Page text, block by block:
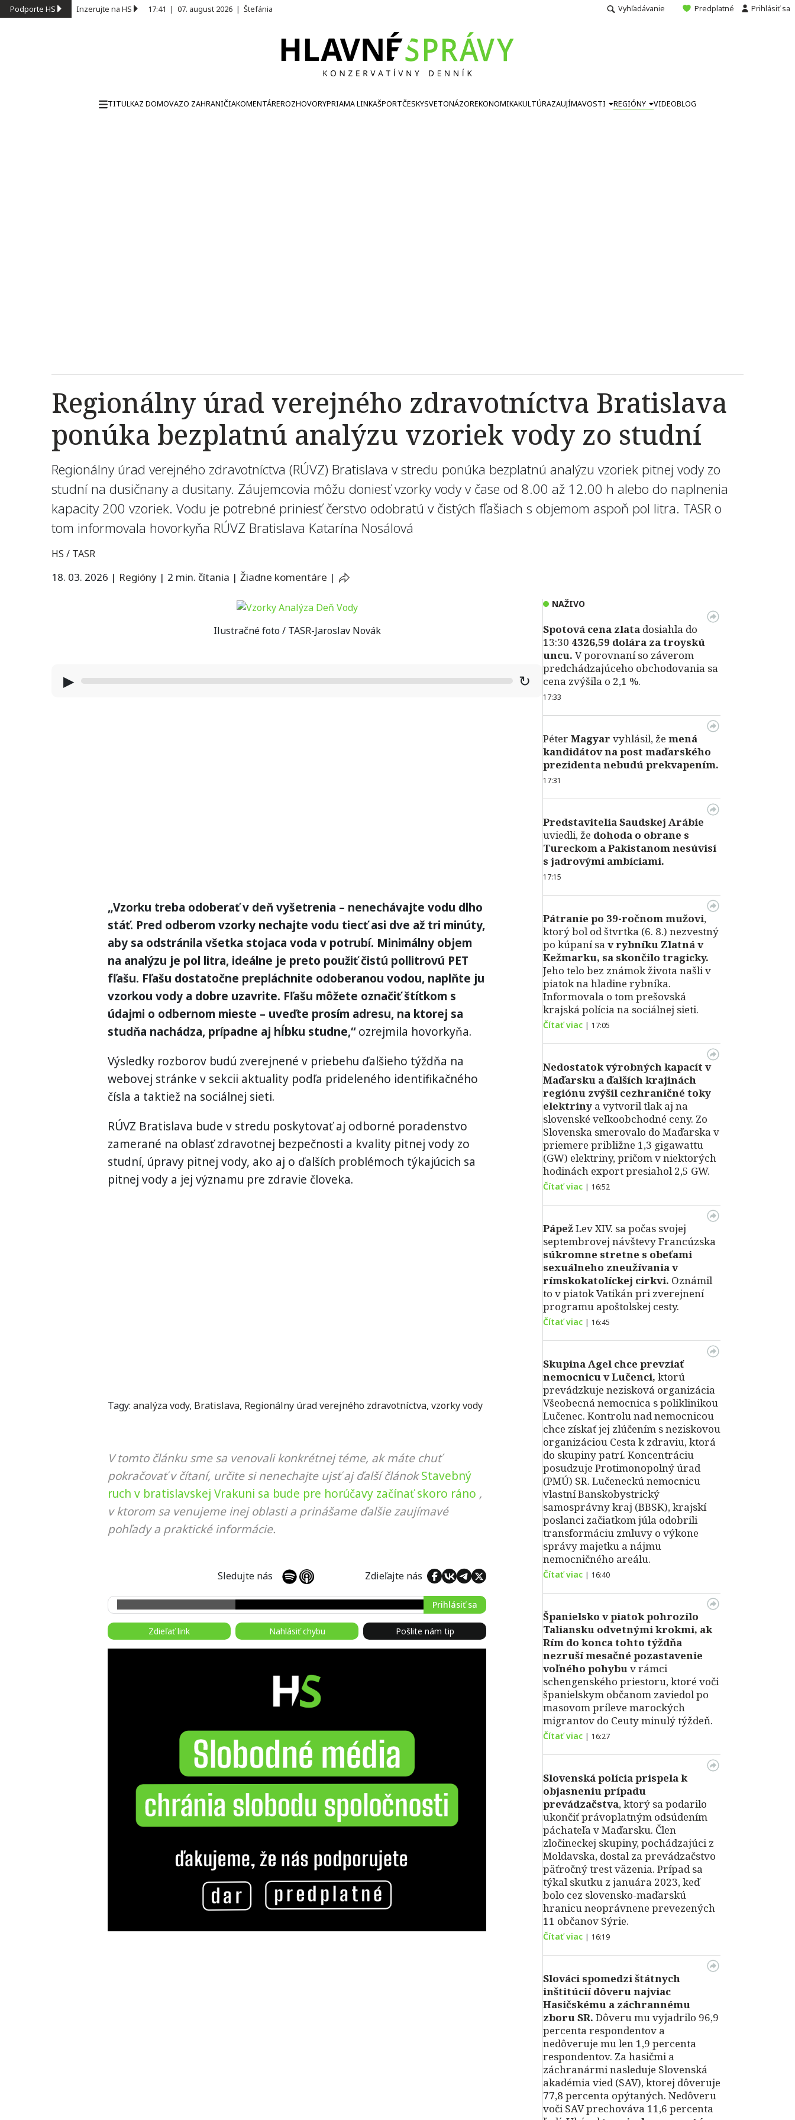
Podporte HS Inzerujte na HS 17:41 | 07. august 2026 | Štefánia Vyhľadávanie Predplatné Prihlásiť sa
TITULKAZ DOMOVAZO ZAHRANIČIAKOMENTÁREROZHOVORYPRIAMA LINKAŠPORTČESKYSVETONÁZOREKONOMIKAKULTÚRAZAUJÍMAVOSTI REGIÓNY VIDEOBLOG
Regionálny úrad verejného zdravotníctva Bratislava
ponúka bezplatnú analýzu vzoriek vody zo studní
Regionálny úrad verejného zdravotníctva (RÚVZ) Bratislava v stredu ponúka bezplatnú analýzu vzoriek pitnej vody zo
studní na dusičnany a dusitany. Záujemcovia môžu doniesť vzorky vody v čase od 8.00 až 12.00 h alebo do naplnenia
kapacity 200 vzoriek. Vodu je potrebné priniesť čerstvo odobratú v čistých fľašiach s objemom aspoň pol litra. TASR o
tom informovala hovorkyňa RÚVZ Bratislava Katarína Nosálová
HS / TASR
18. 03. 2026 | Regióny | 2 min. čítania | Žiadne komentáre |
Ilustračné foto / TASR-Jaroslav Novák
▶ ↻
„Vzorku treba odoberať v deň vyšetrenia – nenechávajte vodu dlho
stáť. Pred odberom vzorky nechajte vodu tiecť asi dve až tri minúty,
aby sa odstránila všetka stojaca voda v potrubí. Minimálny objem
na analýzu je pol litra, ideálne je preto použiť čistú pollitrovú PET
fľašu. Fľašu dostatočne prepláchnite odoberanou vodou, naplňte ju
vzorkou vody a dobre uzavrite. Fľašu môžete označiť štítkom s
údajmi o odbernom mieste – uveďte prosím adresu, na ktorej sa
studňa nachádza, prípadne aj hĺbku studne,“ozrejmila hovorkyňa.
Výsledky rozborov budú zverejnené v priebehu ďalšieho týždňa na
webovej stránke v sekcii aktuality podľa prideleného identifikačného
čísla a taktiež na sociálnej sieti.
RÚVZ Bratislava bude v stredu poskytovať aj odborné poradenstvo
zamerané na oblasť zdravotnej bezpečnosti a kvality pitnej vody zo
studní, úpravy pitnej vody, ako aj o ďalších problémoch týkajúcich sa
pitnej vody a jej významu pre zdravie človeka.
Tagy: analýza vody, Bratislava, Regionálny úrad verejného zdravotníctva, vzorky vody
V tomto článku sme sa venovali konkrétnej téme, ak máte chuť
pokračovať v čítaní, určite si nenechajte ujsť aj ďalší článok Stavebný
ruch v bratislavskej Vrakuni sa bude pre horúčavy začínať skoro ráno ,
v ktorom sa venujeme inej oblasti a prinášame ďalšie zaujímavé
pohľady a praktické informácie.
Sledujte nás Zdieľajte nás
Prihlásiť sa
Zdieľať link Nahlásiť chybu Pošlite nám tip
NAŽIVO
Spotová cena zlata dosiahla do
13:30 4326,59 dolára za troyskú
uncu. V porovnaní so záverom
predchádzajúceho obchodovania sa
cena zvýšila o 2,1 %.
17:33
Péter Magyar vyhlásil, že mená
kandidátov na post maďarského
prezidenta nebudú prekvapením.
17:31
Predstavitelia Saudskej Arábie
uviedli, že dohoda o obrane s
Tureckom a Pakistanom nesúvisí
s jadrovými ambíciami.
17:15
Pátranie po 39-ročnom mužovi,
ktorý bol od štvrtka (6. 8.) nezvestný
po kúpaní sa v rybníku Zlatná v
Kežmarku, sa skončilo tragicky.
Jeho telo bez známok života našli v
piatok na hladine rybníka.
Informovala o tom prešovská
krajská polícia na sociálnej sieti.
Čítať viac | 17:05
Nedostatok výrobných kapacít v
Maďarsku a ďalších krajinách
regiónu zvýšil cezhraničné toky
elektriny a vytvoril tlak aj na
slovenské veľkoobchodné ceny. Zo
Slovenska smerovalo do Maďarska v
priemere približne 1,3 gigawattu
(GW) elektriny, pričom v niektorých
hodinách export presiahol 2,5 GW.
Čítať viac | 16:52
PápežLev XIV. sa počas svojej
septembrovej návštevy Francúzska
súkromne stretne s obeťami
sexuálneho zneužívania v
rímskokatolíckej cirkvi. Oznámil
to v piatok Vatikán pri zverejnení
programu apoštolskej cesty.
Čítať viac | 16:45
Skupina Agel chce prevziať
nemocnicu v Lučenci, ktorú
prevádzkuje nezisková organizácia
Všeobecná nemocnica s poliklinikou
Lučenec. Kontrolu nad nemocnicou
chce získať jej zlúčením s neziskovou
organizáciou Cesta k zdraviu, ktorá
do skupiny patrí. Koncentráciu
posudzuje Protimonopolný úrad
(PMÚ) SR. Lučeneckú nemocnicu
vlastní Banskobystrický
samosprávny kraj (BBSK), krajskí
poslanci začiatkom júla odobrili
transformáciu zmluvy o výkone
správy majetku a nájmu
nemocničného areálu.
Čítať viac | 16:40
Španielsko v piatok pohrozilo
Taliansku odvetnými krokmi, ak
Rím do konca tohto týždňa
nezruší mesačné pozastavenie
voľného pohybuv rámci
schengenského priestoru, ktoré voči
španielskym občanom zaviedol po
masovom príleve marockých
migrantov do Ceuty minulý týždeň.
Čítať viac | 16:27
Slovenská polícia prispela k
objasneniu prípadu
prevádzačstva, ktorý sa podarilo
ukončiť právoplatným odsúdením
páchateľa v Maďarsku. Člen
zločineckej skupiny, pochádzajúci z
Moldavska, dostal za prevádzačstvo
päťročný trest väzenia. Prípad sa
týkal skutku z januára 2023, keď
bolo cez slovensko-maďarskú
hranicu neoprávnene prevezených
11 občanov Sýrie.
Čítať viac | 16:19
Slováci spomedzi štátnych
inštitúcií dôveru najviac
Hasičskému a záchrannému
zboru SR. Dôveru mu vyjadrilo 96,9
percenta respondentov a
nedôveruje mu len 1,9 percenta
respondentov. Za hasičmi a
záchranármi nasleduje Slovenská
akadémia vied (SAV), ktorej dôveruje
77,8 percenta opýtaných. Nedôveru
voči SAV prechováva 11,6 percenta